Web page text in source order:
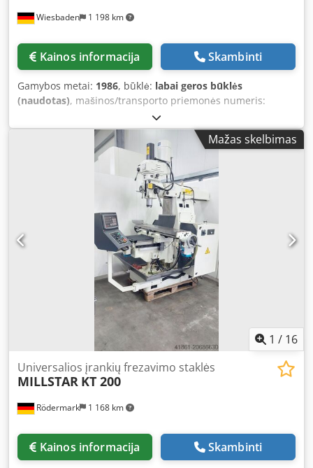
Wiesbaden 1 198 km
Kainos informacija Skambinti
Gamybos metai: 1986, būklė: labai geros būklės
(naudotas), mašinos/transporto priemonės numeris:
, Table clamping surface: 290 x 1250 mm Table travel
x-axis: 800 mm Table travel y-axis: 360 mm Table travel z-
axis: 450 mm Milling head swivels: 90/45° Spindle taper:
ISA 40 Spindle speeds: 56 - 4500 rpm Dcedpfxof Tc R Uo Ac
Hek Quill stroke: 125 mm Quill feeds: 0.035; 0.14; 0.7
mm/min Spindle drive: 1.8/2.4 kW Required space: 2000 x
1900 x 2300 mm Weight: 1700 kg
Mažas skelbimas
1 / 16
Rödermark 1 168 km
Universalios įrankių frezavimo staklės
MILLSTAR KT 200
Kainos informacija Skambinti